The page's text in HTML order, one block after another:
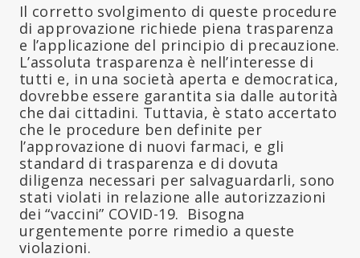
Il corretto svolgimento di queste procedure
di approvazione richiede piena trasparenza
e l’applicazione del principio di precauzione.
L’assoluta trasparenza è nell’interesse di
tutti e, in una società aperta e democratica,
dovrebbe essere garantita sia dalle autorità
che dai cittadini. Tuttavia, è stato accertato
che le procedure ben definite per
l’approvazione di nuovi farmaci, e gli
standard di trasparenza e di dovuta
diligenza necessari per salvaguardarli, sono
stati violati in relazione alle autorizzazioni
dei “vaccini” COVID-19. Bisogna
urgentemente porre rimedio a queste
violazioni.